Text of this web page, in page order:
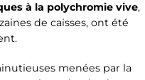
à la polychromie vive,
de caisses, ont été
menées par la